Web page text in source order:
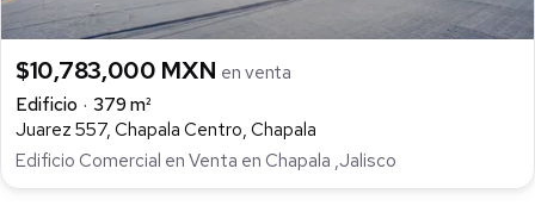
$10,783,000 MXN en venta
Edificio
379 m²
Juarez 557, Chapala Centro, Chapala
Edificio Comercial en Venta en Chapala ,Jalisco